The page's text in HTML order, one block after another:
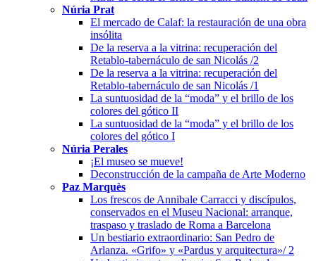
Núria Prat
El mercado de Calaf: la restauración de una obra
insólita
De la reserva a la vitrina: recuperación del
Retablo-tabernáculo de san Nicolás /2
De la reserva a la vitrina: recuperación del
Retablo-tabernáculo de san Nicolás /1
La suntuosidad de la “moda” y el brillo de los
colores del gótico II
La suntuosidad de la “moda” y el brillo de los
colores del gótico I
Núria Perales
¡El museo se mueve!
Deconstrucción de la campaña de Arte Moderno
Paz Marquès
Los frescos de Annibale Carracci y discípulos,
conservados en el Museu Nacional: arranque,
traspaso y traslado de Roma a Barcelona
Un bestiario extraordinario: San Pedro de
Arlanza. «Grifo» y «Pardus y arquitectura»/ 2